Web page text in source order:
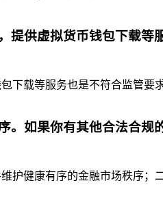
供虚拟货币钱包下载等
下载等服务也是不符合监管要
如果你有其他合法合规
护健康有序的金融市场秩序；